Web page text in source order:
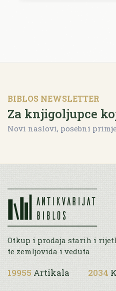
BIBLOS NEWSLETTER
Za knjigoljupce
Novi naslovi, posebni
Otkup i prodaja starih i
te zemljovida i veduta
19955 Artikala 2034